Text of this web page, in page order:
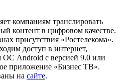
компаниям транслировать
контент в цифровом качестве.
присутствия «Ростелекома».
доступ в интернет,
ОС Android с версией 9.0 или
приложение «Бизнес ТВ».
на сайте.